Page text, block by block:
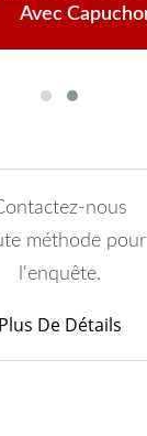
Avec Capuchon
nous
méthode pour
l'enquête.
Plus De Détails